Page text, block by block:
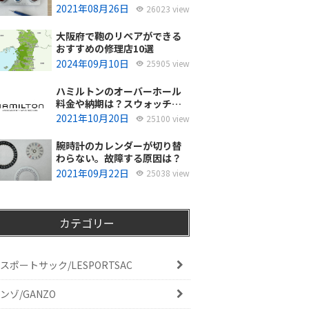
使ってるの？
2021年08月26日 26023 view
大阪府で鞄のリペアができる
おすすめの修理店10選
2024年09月10日
25905 view
ハミルトンのオーバーホール
料金や納期は？スウォッチグ
ループジャパンと修理専門店
2021年10月20日 25100 view
腕時計のカレンダーが切り替
わらない。故障する原因は？
2021年09月22日
25038 view
カテゴリー
ポートサック/LESPORTSAC
ゾ/GANZO